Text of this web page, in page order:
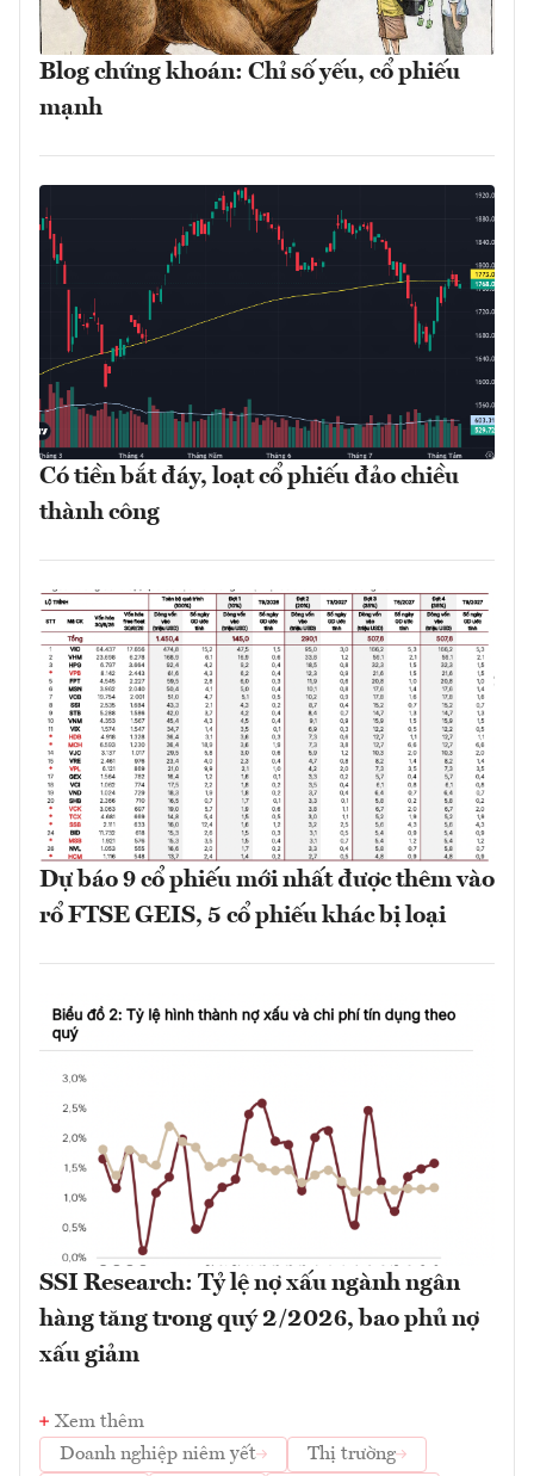
Blog chứng khoán: Chỉ số yếu, cổ phiếu
mạnh
Có tiền bắt đáy, loạt cổ phiếu đảo chiều
thành công
Dự báo 9 cổ phiếu mới nhất được thêm vào
rổ FTSE GEIS, 5 cổ phiếu khác bị loại
SSI Research: Tỷ lệ nợ xấu ngành ngân
hàng tăng trong quý 2/2026, bao phủ nợ
xấu giảm
Xem thêm
Doanh nghiệp niêm yết
Thị trường